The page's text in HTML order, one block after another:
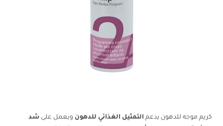
كريم موجه للدهون يدعم التمثيل الغذائي للدهون ويعمل علىشد